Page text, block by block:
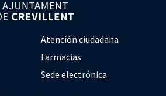
Atención ciudadana
Farmacias
Sede electrónica